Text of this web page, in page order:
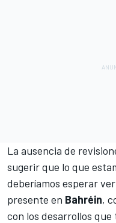
La ausencia de
sugerir que lo que
deberíamos esperar
presente en Bahréin,
con los desarrollos